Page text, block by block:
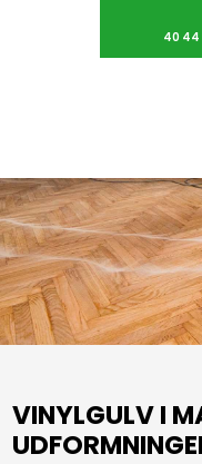
40 44
VINYLGULV I